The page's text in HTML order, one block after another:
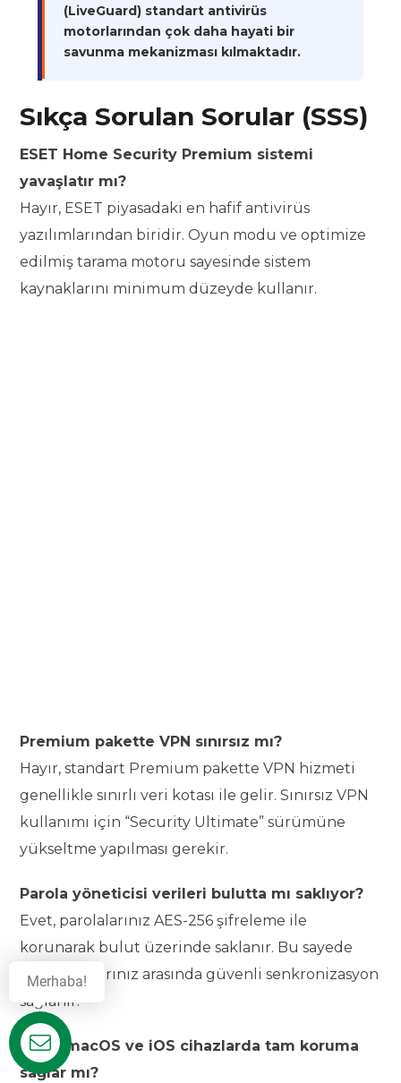
(LiveGuard) standart antivirüs
motorlarından çok daha hayati bir
savunma mekanizması kılmaktadır.
Sıkça Sorulan Sorular (SSS)
ESET Home Security Premium sistemi
yavaşlatır mı?
Hayır, ESET piyasadaki en hafif antivirüs
yazılımlarından biridir. Oyun modu ve optimize
edilmiş tarama motoru sayesinde sistem
kaynaklarını minimum düzeyde kullanır.
Premium pakette VPN sınırsız mı?
Hayır, standart Premium pakette VPN hizmeti
genellikle sınırlı veri kotası ile gelir. Sınırsız VPN
kullanımı için “Security Ultimate” sürümüne
yükseltme yapılması gerekir.
Parola yöneticisi verileri bulutta mı saklıyor?
Evet, parolalarınız AES-256 şifreleme ile
korunarak bulut üzerinde saklanır. Bu sayede
tüm cihazlarınız arasında güvenli senkronizasyon
sağlanır.
ESET, macOS ve iOS cihazlarda tam koruma
sağlar mı?
Destek
Merhaba!